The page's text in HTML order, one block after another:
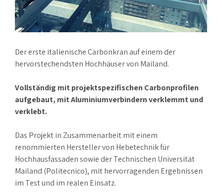
Der erste italienische Carbonkran auf einem der
hervorstechendsten Hochhäuser von Mailand.
Vollständig mit projektspezifischen Carbonprofilen
aufgebaut, mit Aluminiumverbindern verklemmt und
verklebt.
Das Projekt in Zusammenarbeit mit einem
renommierten Hersteller von Hebetechnik für
Hochhausfassaden sowie der Technischen Universität
Mailand (Politecnico), mit hervorragenden Ergebnissen
im Test und im realen Einsatz.